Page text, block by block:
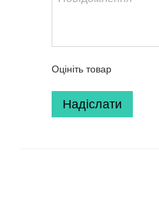
Оцініть товар
Надіслати